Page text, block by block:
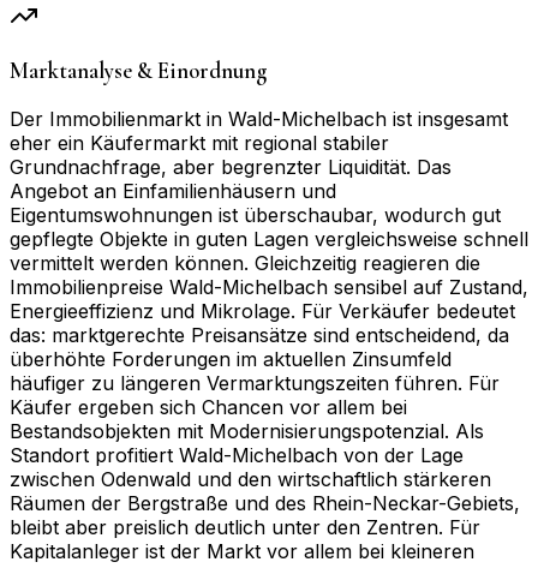
Marktanalyse & Einordnung
Der Immobilienmarkt in Wald-Michelbach ist insgesamt
eher ein Käufermarkt mit regional stabiler
Grundnachfrage, aber begrenzter Liquidität. Das
Angebot an Einfamilienhäusern und
Eigentumswohnungen ist überschaubar, wodurch gut
gepflegte Objekte in guten Lagen vergleichsweise schnell
vermittelt werden können. Gleichzeitig reagieren die
Immobilienpreise Wald-Michelbach sensibel auf Zustand,
Energieeffizienz und Mikrolage. Für Verkäufer bedeutet
das: marktgerechte Preisansätze sind entscheidend, da
überhöhte Forderungen im aktuellen Zinsumfeld
häufiger zu längeren Vermarktungszeiten führen. Für
Käufer ergeben sich Chancen vor allem bei
Bestandsobjekten mit Modernisierungspotenzial. Als
Standort profitiert Wald-Michelbach von der Lage
zwischen Odenwald und den wirtschaftlich stärkeren
Räumen der Bergstraße und des Rhein-Neckar-Gebiets,
bleibt aber preislich deutlich unter den Zentren. Für
Kapitalanleger ist der Markt vor allem bei kleineren